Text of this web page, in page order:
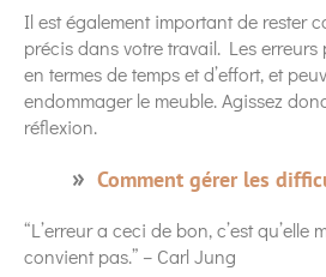
Il est également important de rester
précis dans votre travail. Les erreurs
en termes de temps et d’effort, et
endommager le meuble. Agissez
réflexion.
Comment gérer les
“L’erreur a ceci de bon, c’est qu’elle
convient pas.” – Carl Jung